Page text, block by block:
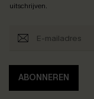
uitschrijven.
ABONNEREN